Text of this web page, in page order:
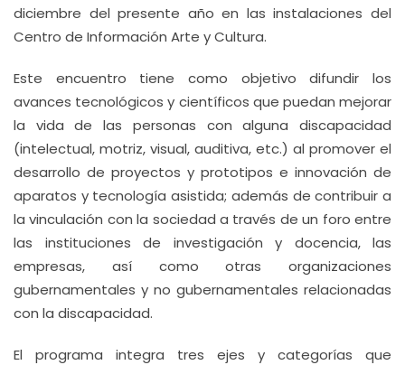
diciembre del presente año en las instalaciones del
Centro de Información Arte y Cultura.
Este encuentro tiene como objetivo difundir los
avances tecnológicos y científicos que puedan mejorar
la vida de las personas con alguna discapacidad
(intelectual, motriz, visual, auditiva, etc.) al promover el
desarrollo de proyectos y prototipos e innovación de
aparatos y tecnología asistida; además de contribuir a
la vinculación con la sociedad a través de un foro entre
las instituciones de investigación y docencia, las
empresas, así como otras organizaciones
gubernamentales y no gubernamentales relacionadas
con la discapacidad.
El programa integra tres ejes y categorías que